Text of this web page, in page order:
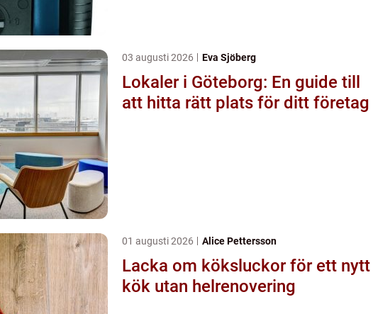
03 augusti 2026 Eva Sjöberg
Lokaler i Göteborg: En guide till
att hitta rätt plats för ditt företag
01 augusti 2026 Alice Pettersson
Lacka om köksluckor för ett nytt
kök utan helrenovering